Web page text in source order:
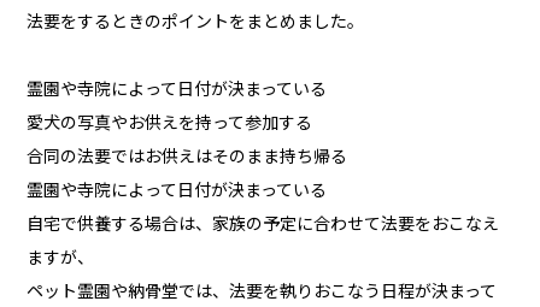
法要をするときのポイントをまとめました。
霊園や寺院によって日付が決まっている
愛犬の写真やお供えを持って参加する
合同の法要ではお供えはそのまま持ち帰る
霊園や寺院によって日付が決まっている
自宅で供養する場合は、家族の予定に合わせて法要をおこなえ
ますが、
ペット霊園や納骨堂では、法要を執りおこなう日程が決まって